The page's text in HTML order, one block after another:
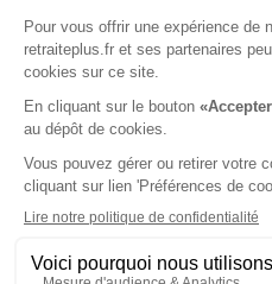
nombreuses qualités, tant
de services aux seniors, en
pour une retraite paisible.
SUIVEZ-NOUS SUR :